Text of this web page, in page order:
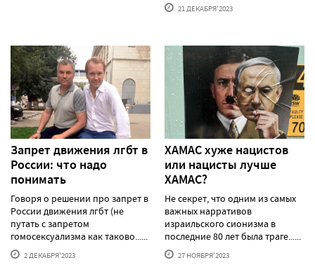
21 ДЕКАБРЯ'2023
Запрет движения лгбт в
России: что надо
понимать
Говоря о решении про запрет в
России движения лгбт (не
путать с запретом
гомосексуализма как таково......
2 ДЕКАБРЯ'2023
ХАМАС хуже нацистов
или нацисты лучше
ХАМАС?
Не секрет, что одним из самых
важных нарративов
израильского сионизма в
последние 80 лет была траге......
27 НОЯБРЯ'2023